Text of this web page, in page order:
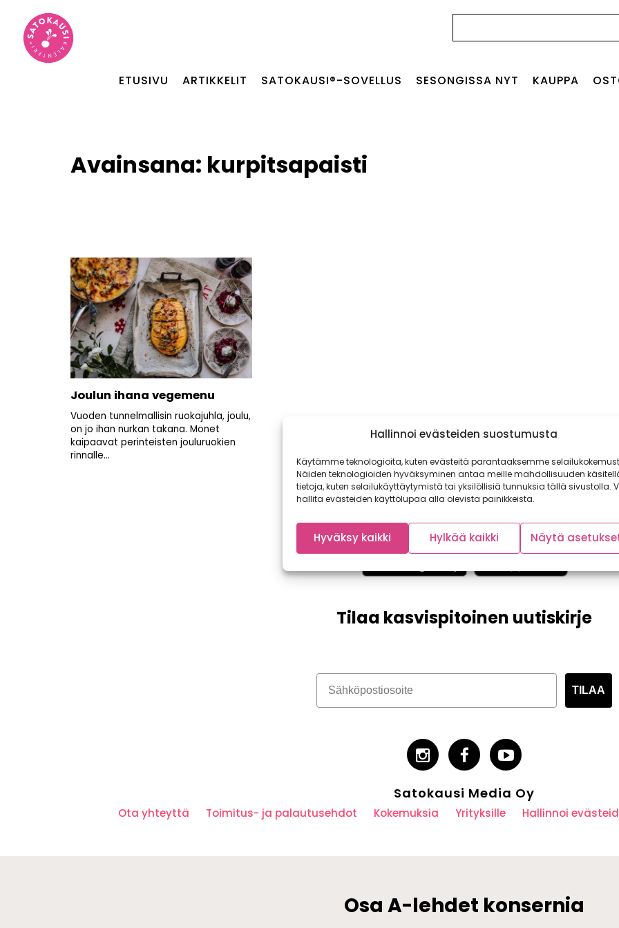
Hallinnoi evästeiden suostumusta
Käytämme teknologioita, kuten evästeitä parantaaksemme
Näiden teknologioiden hyväksyminen antaa meille mahdollisuuden
tietoja, kuten selailukäyttäytymistä tai yksilöllisiä tunnuksia tällä sivustolla.
hallita evästeiden käyttölupaa alla olevista painikkeista.
Hyväksy kaikki Hylkää kaikki Näytä
ETUSIVU ARTIKKELIT SATOKAUSI®-SOVELLUS SESONGISSA NYT KAUPPA
Avainsana: kurpitsapaisti
Joulun ihana vegemenu
Vuoden tunnelmallisin ruokajuhla, joulu,
on jo ihan nurkan takana. Monet
kaipaavat perinteisten jouluruokien
rinnalle...
Tilaa kasvispitoinen uutiskirje
TILAA
Satokausi Media Oy
Ota yhteyttä Toimitus- ja palautusehdot Kokemuksia Yrityksille Hallinnoi
Osa A-lehdet konsernia